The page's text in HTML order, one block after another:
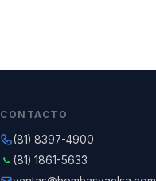
CONTACTO
(81) 8397-4900
(81) 1861-5633